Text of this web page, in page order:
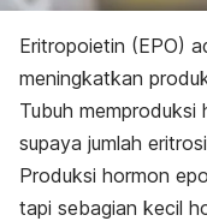
Eritropoietin (EPO)
meningkatkan
Tubuh
supaya jumlah
Produksi hormon
tapi sebagian kecil